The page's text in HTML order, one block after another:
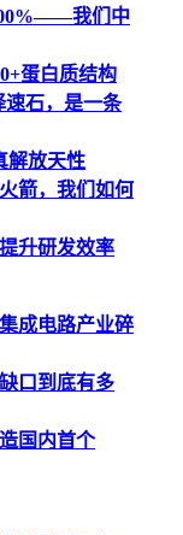
我们中
蛋白质结构
速石，是一条
解放天性
箭，我们如何
升研发效率
成电路产业碎
口到底有多
国内首个